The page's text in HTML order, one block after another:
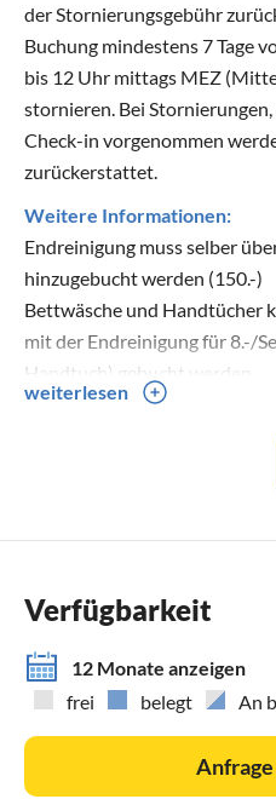
der Stornierungsgebühr
Buchung mindestens 7 Tage
bis 12 Uhr mittags MEZ
stornieren. Bei Stornierungen,
Check-in vorgenommen
zurückerstattet.
Weitere Informationen:
Endreinigung muss selber
hinzugebucht werden (150.-)
Bettwäsche und Handtücher
mit der Endreinigung für 8.-/
Handtuch) gebucht werden
Kontakt:0049-176-39005597
weiterlesen
Verfügbarkeit
12 Monate anzeigen
frei
belegt An